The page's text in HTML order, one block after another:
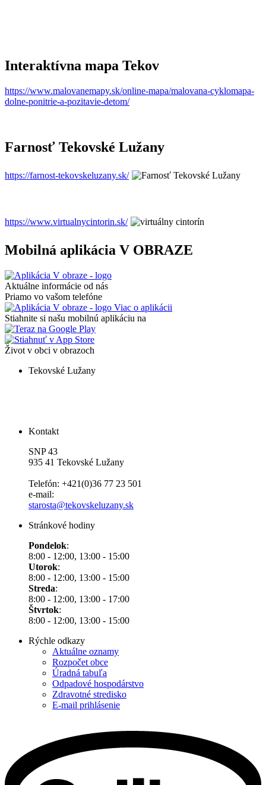
Interaktívna mapa Tekov
https://www.malovanemapy.sk/online-mapa/malovana-cyklomapa-
dolne-ponitrie-a-pozitavie-detom/
Farnosť Tekovské Lužany
https://farnost-tekovskeluzany.sk/
https://www.virtualnycintorin.sk/
Mobilná aplikácia V OBRAZE
Aktuálne informácie od nás
Priamo vo vašom telefóne
Viac o aplikácii
Stiahnite si našu mobilnú aplikáciu na
Život v obci v obrazoch
Tekovské Lužany
Kontakt
SNP 43
935 41 Tekovské Lužany
Telefón: +421(0)36 77 23 501
e-mail:
starosta@tekovskeluzany.sk
Stránkové hodiny
Pondelok:
8:00 - 12:00, 13:00 - 15:00
Utorok:
8:00 - 12:00, 13:00 - 15:00
Streda:
8:00 - 12:00, 13:00 - 17:00
Štvrtok:
8:00 - 12:00, 13:00 - 15:00
Rýchle odkazy
Aktuálne oznamy
Rozpočet obce
Úradná tabuľa
Odpadové hospodárstvo
Zdravotné stredisko
E-mail prihlásenie